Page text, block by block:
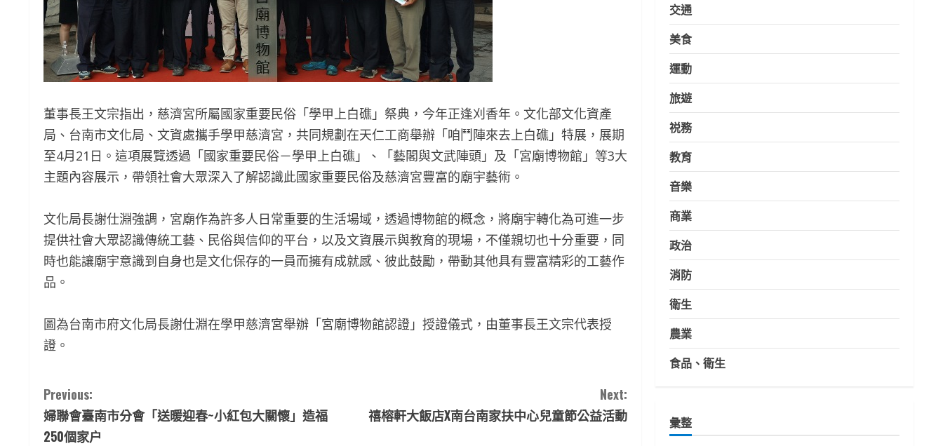
董事長王文宗指出，慈濟宮所屬國家重要民俗「學甲上白礁」祭典，今年正逢刈香年。文化部文化資產
局、台南市文化局、文資處攜手學甲慈濟宮，共同規劃在天仁工商舉辦「咱鬥陣來去上白礁」特展，展期
至4月21日。這項展覽透過「國家重要民俗－學甲上白礁」、「藝閣與文武陣頭」及「宮廟博物館」等3大
主題內容展示，帶領社會大眾深入了解認識此國家重要民俗及慈濟宮豐富的廟宇藝術。
文化局長謝仕淵強調，宮廟作為許多人日常重要的生活場域，透過博物館的概念，將廟宇轉化為可進一步
提供社會大眾認識傳統工藝、民俗與信仰的平台，以及文資展示與教育的現場，不僅親切也十分重要，同
時也能讓廟宇意識到自身也是文化保存的一員而擁有成就感、彼此鼓勵，帶動其他具有豐富精彩的工藝作
品。
圖為台南市府文化局長謝仕淵在學甲慈濟宮舉辦「宮廟博物館認證」授證儀式，由董事長王文宗代表授
證。
C
o
Previous:
婦聯會臺南市分會「送暖迎春~小紅包大關懷」造福
250個家户
Next:
禧榕軒大飯店X南台南家扶中心兒童節公益活動
交通
美食
運動
旅遊
祱務
教育
音樂
商業
政治
消防
衛生
農業
食品、衛生
彙整